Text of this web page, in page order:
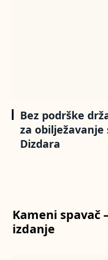
Bez podrške
za
Dizdara
Kameni
izdanje